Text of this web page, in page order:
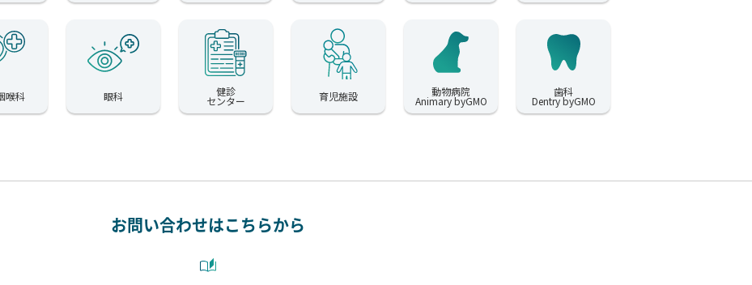
喉科 眼科 健診
センター 育児施設 動物病院
Animary byGMO
歯科
Dentry byGMO
お問い合わせはこちらから